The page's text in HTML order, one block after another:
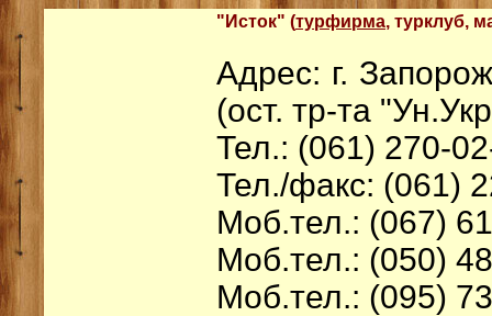
"Исток" (турфирма, турклуб,
Адрес: г.
(ост. тр-та
Тел.: (061) 270-
Тел./факс: (061)
Моб.тел.: (067)
Моб.тел.: (050)
Моб.тел.: (095)